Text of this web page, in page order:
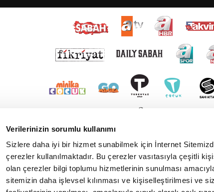
Verilerinizin sorumlu kullanımı
Sizlere daha iyi bir hizmet sunabilmek için İnternet
çerezler kullanılmaktadır. Bu çerezler vasıtasıyla çeşitli
olan çerezler bilgi toplumu hizmetlerinin sunulması
sitemizin daha işlevsel kılınması ve kişiselleştirilmesi ve